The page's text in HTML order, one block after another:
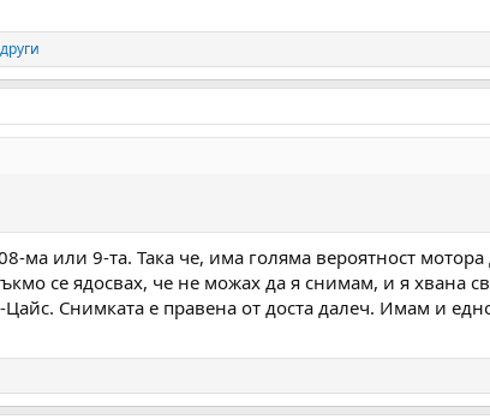
ма или 9-та. Така че, има голяма вероятност
се ядосвах, че не можах да я снимам, и я хвана
Снимката е правена от доста далеч. Имам и